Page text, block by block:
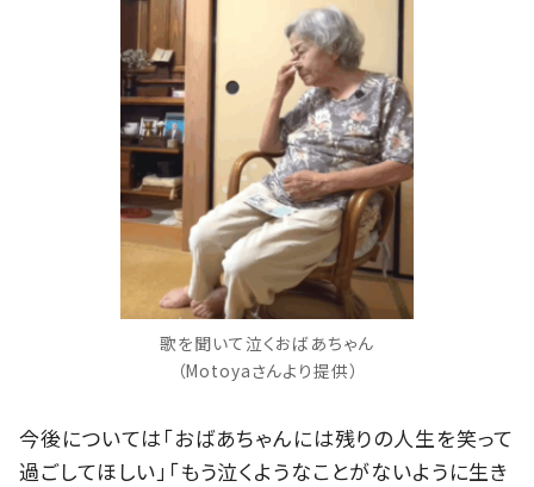
歌を聞いて泣くおばあちゃん
（Motoyaさんより提供）
今後については「おばあちゃんには残りの人生を笑って
過ごしてほしい」「もう泣くようなことがないように生き